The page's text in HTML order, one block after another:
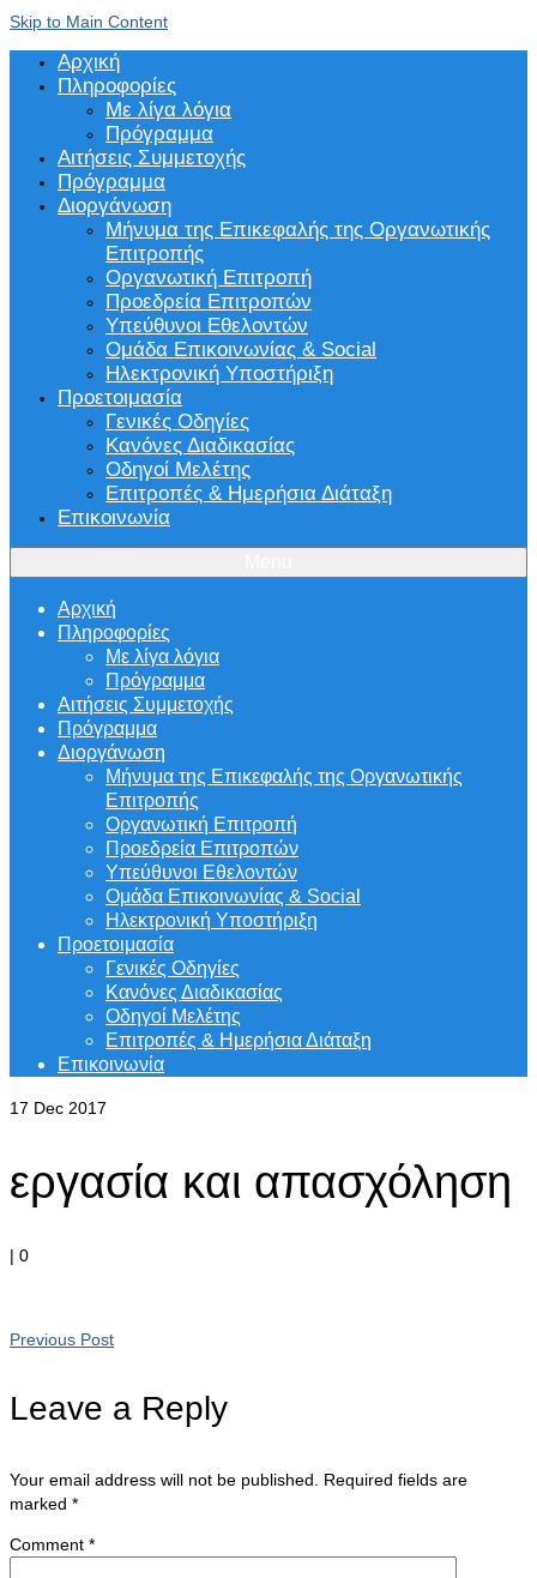
Skip to Main Content
Αρχική
Πληροφορίες
Με λίγα λόγια
Πρόγραμμα
Αιτήσεις Συμμετοχής
Πρόγραμμα
Διοργάνωση
Μήνυμα της Επικεφαλής της Οργανωτικής
Επιτροπής
Οργανωτική Επιτροπή
Προεδρεία Επιτροπών
Υπεύθυνοι Εθελοντών
Ομάδα Επικοινωνίας & Social
Ηλεκτρονική Υποστήριξη
Προετοιμασία
Γενικές Οδηγίες
Κανόνες Διαδικασίας
Οδηγοί Μελέτης
Επιτροπές & Ημερήσια Διάταξη
Επικοινωνία
Αρχική
Πληροφορίες
Με λίγα λόγια
Πρόγραμμα
Αιτήσεις Συμμετοχής
Πρόγραμμα
Διοργάνωση
Μήνυμα της Επικεφαλής της Οργανωτικής
Επιτροπής
Οργανωτική Επιτροπή
Προεδρεία Επιτροπών
Υπεύθυνοι Εθελοντών
Ομάδα Επικοινωνίας & Social
Ηλεκτρονική Υποστήριξη
Προετοιμασία
Γενικές Οδηγίες
Κανόνες Διαδικασίας
Οδηγοί Μελέτης
Επιτροπές & Ημερήσια Διάταξη
Επικοινωνία
17 Dec 2017
εργασία και απασχόληση
| 0
Previous Post
Leave a Reply
Your email address will not be published.
Required fields are
marked *
Comment *